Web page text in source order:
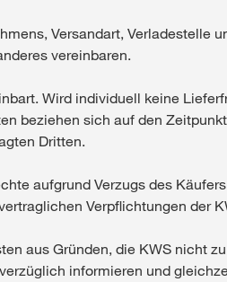
Versandart,
vereinbaren.
Wird individuell keine
beziehen sich auf den
Dritten.
aufgrund Verzugs des
Verpflichtungen der
aus Gründen, die KWS nicht
informieren und